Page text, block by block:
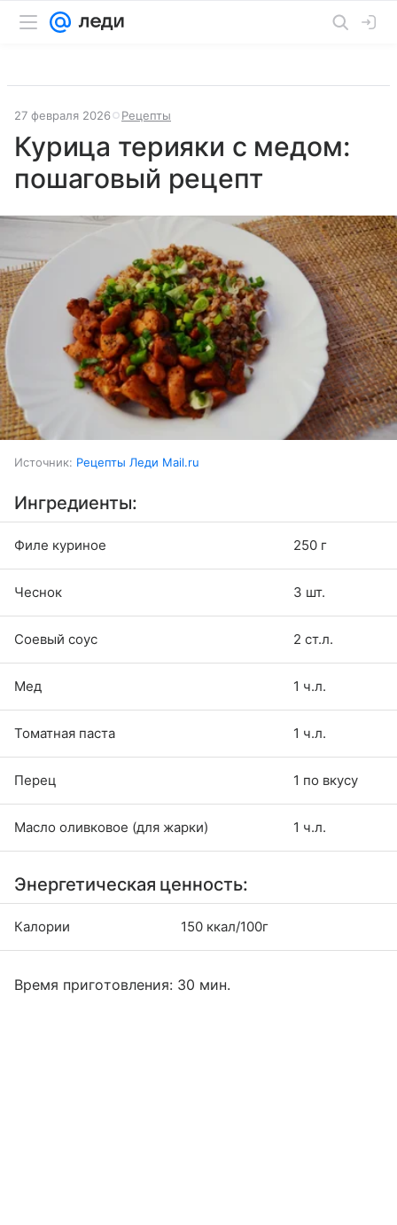
27 февраля 2026 Рецепты
Курица терияки с медом:
пошаговый рецепт
Источник: Рецепты Леди Mail.ru
Ингредиенты:
Филе куриное 250 г
Чеснок 3 шт.
Соевый соус 2 ст.л.
Мед 1 ч.л.
Томатная паста 1 ч.л.
Перец 1 по вкусу
Масло оливковое (для жарки) 1 ч.л.
Энергетическая ценность:
Калории 150 ккал/100г
Время приготовления: 30 мин.